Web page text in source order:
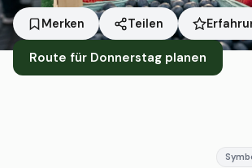
Merken Teilen
Route für Donnerstag planen